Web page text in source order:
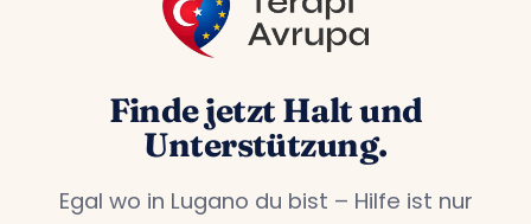
Finde jetzt Halt und
Unterstützung.
Egal wo in Lugano du bist – Hilfe ist nur